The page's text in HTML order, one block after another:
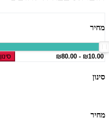
מחיר
סינון
סינון
מחיר